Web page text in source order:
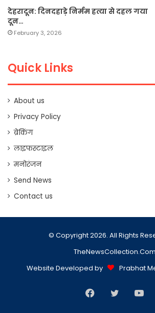
देहरादून: दिनदहाड़े निर्मम हत्या से दहल गया
दून…
February 3, 2026
Quick Links
About us
Privacy Policy
ब्रेकिंग
लाइफस्टाइल
मनोरंजन
Send News
Contact us
© Copyright 2026. All Rights
TheNewsCollection.Com
Website Developed by
Prabhat
Facebook
Twitter